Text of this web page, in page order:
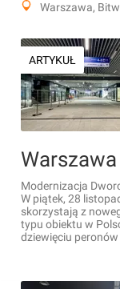
Warszawa,
ARTYKUŁ
Modernizacja
W piątek, 28
skorzystają z
typu obiektu w
dziewięciu